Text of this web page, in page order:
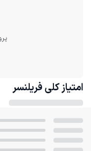
امتیاز کلی فریلنسر